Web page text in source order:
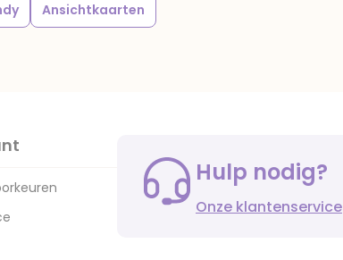
Ansichtkaarten
Hulp nodig?
Onze klantenservice